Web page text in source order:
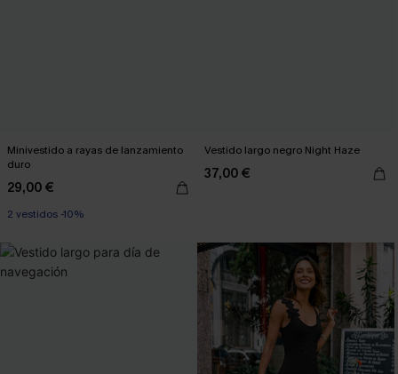
Minivestido a rayas de lanzamiento
duro
29,00 €
2 vestidos -10%
Vestido largo negro Night Haze
37,00 €